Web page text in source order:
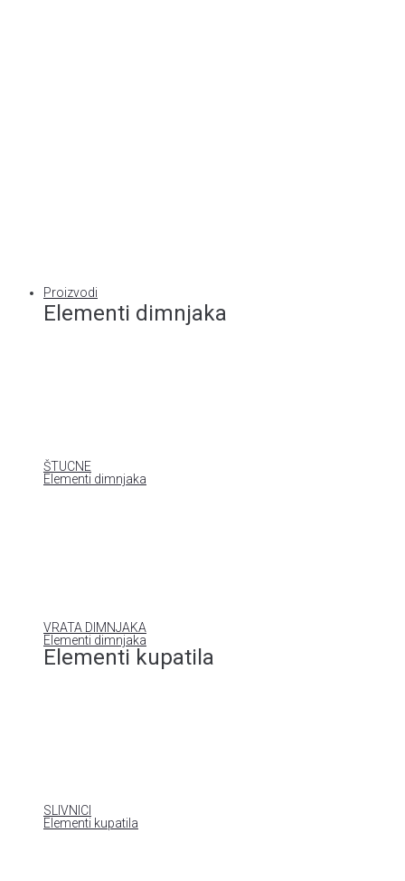
Proizvodi
Elementi dimnjaka
ŠTUCNE
Elementi dimnjaka
VRATA DIMNJAKA
Elementi dimnjaka
Elementi kupatila
SLIVNICI
Elementi kupatila